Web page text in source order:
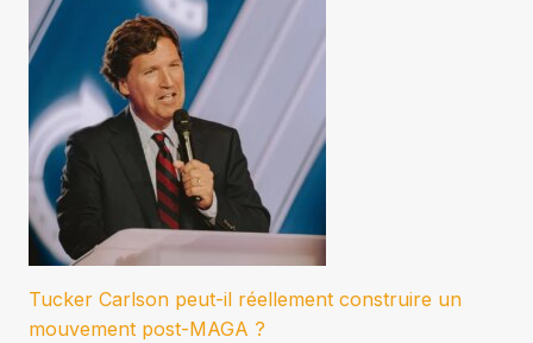
Tucker Carlson peut-il réellement construire un
mouvement post-MAGA ?